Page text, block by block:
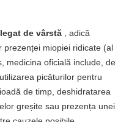
de vârstă , adică
miopiei ridicate (al
medicina oficială include, de
picăturilor pentru
de timp, deshidratarea
greșite sau prezența unei